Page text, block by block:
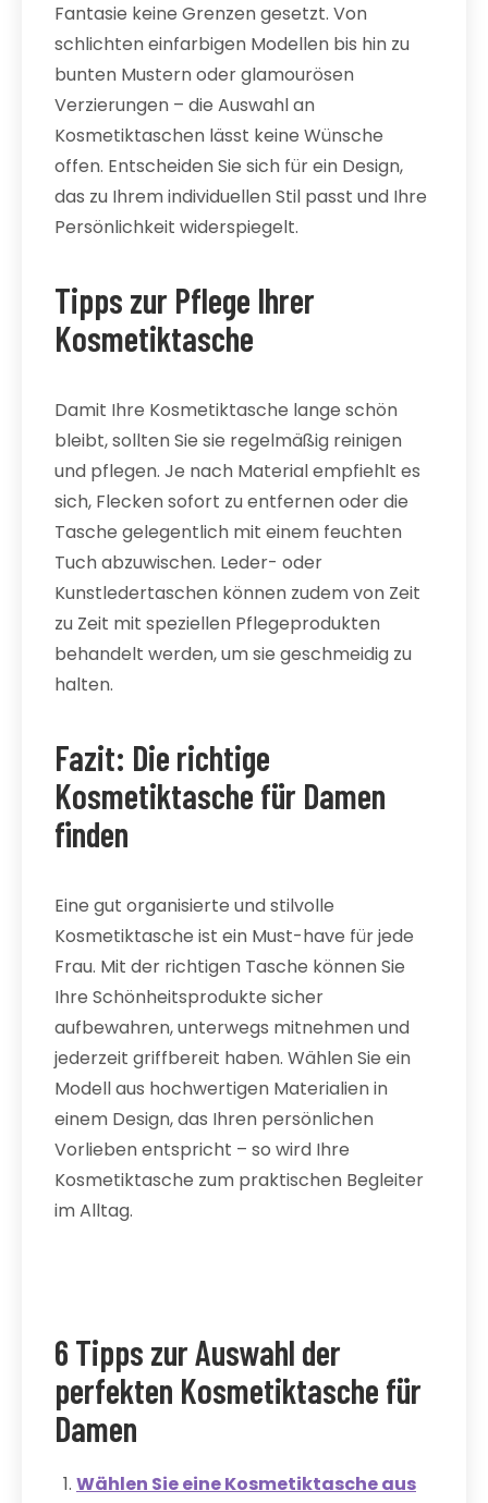
Fantasie keine Grenzen gesetzt. Von
schlichten einfarbigen Modellen bis hin zu
bunten Mustern oder glamourösen
Verzierungen – die Auswahl an
Kosmetiktaschen lässt keine Wünsche
offen. Entscheiden Sie sich für ein Design,
das zu Ihrem individuellen Stil passt und Ihre
Persönlichkeit widerspiegelt.
Tipps zur Pflege Ihrer
Kosmetiktasche
Damit Ihre Kosmetiktasche lange schön
bleibt, sollten Sie sie regelmäßig reinigen
und pflegen. Je nach Material empfiehlt es
sich, Flecken sofort zu entfernen oder die
Tasche gelegentlich mit einem feuchten
Tuch abzuwischen. Leder- oder
Kunstledertaschen können zudem von Zeit
zu Zeit mit speziellen Pflegeprodukten
behandelt werden, um sie geschmeidig zu
halten.
Fazit: Die richtige
Kosmetiktasche für Damen
finden
Eine gut organisierte und stilvolle
Kosmetiktasche ist ein Must-have für jede
Frau. Mit der richtigen Tasche können Sie
Ihre Schönheitsprodukte sicher
aufbewahren, unterwegs mitnehmen und
jederzeit griffbereit haben. Wählen Sie ein
Modell aus hochwertigen Materialien in
einem Design, das Ihren persönlichen
Vorlieben entspricht – so wird Ihre
Kosmetiktasche zum praktischen Begleiter
im Alltag.
6 Tipps zur Auswahl der
perfekten Kosmetiktasche für
Damen
Wählen Sie eine Kosmetiktasche aus